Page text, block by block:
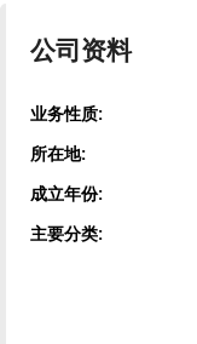
公司资料
业务性质:
所在地:
成立年份:
主要分类: